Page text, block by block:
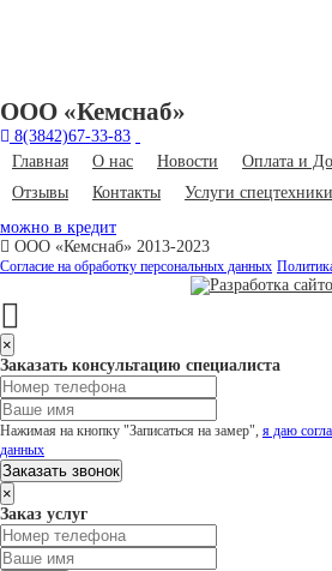
ООО «Кемснаб»
8(3842)67-33-83
Главная
О нас Новости Оплата и
Отзывы
Контакты Услуги спецтехники
можно в кредит
ООО «Кемснаб» 2013-2023
Согласие на обработку персональных данных
×
Заказать консультацию специалиста
Нажимая на кнопку "Записаться на замер", я даю
данных
Заказать звонок
×
Заказ услуг